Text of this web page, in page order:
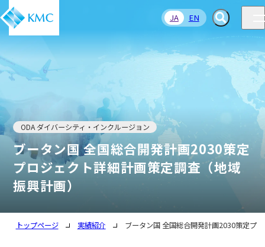
JA EN
ODA ダイバーシティ・インクルージョン
ブータン国 全国総合開発計画2030策定
プロジェクト詳細計画策定調査（地域
振興計画）
トップページ 実績紹介 ブータン国 全国総合開発計画2030策定プ